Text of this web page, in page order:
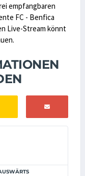
empfangbaren
FC - Benfica
Live-Stream könnt